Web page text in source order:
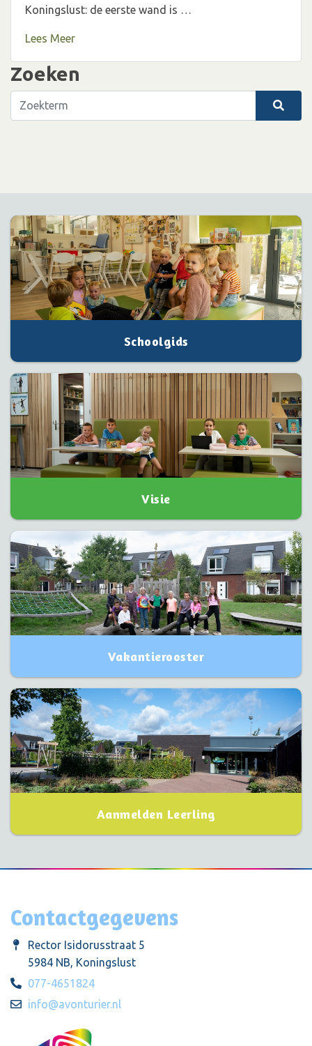
Koningslust: de eerste wand is …
Lees Meer
Zoeken
Schoolgids
Visie
Vakantierooster
Aanmelden Leerling
Contactgegevens
Rector Isidorusstraat 5
5984 NB, Koningslust
077-4651824
info@avonturier.nl